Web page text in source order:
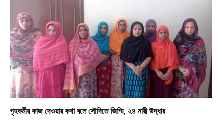
গৃহকর্মীর কাজ দেওয়ার কথা বলে সৌদিতে জিম্মি, ২৪ নারী উদ্ধার